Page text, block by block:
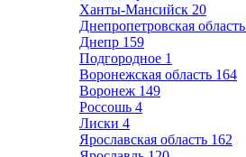
Ханты-Мансийск 20
Днепропетровская область
Днепр 159
Подгородное 1
Воронежская область 164
Воронеж 149
Россошь 4
Лиски 4
Ярославская область 162